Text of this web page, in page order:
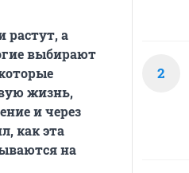
растут, а
выбирают
жизнь,
и через
как эта
на
2